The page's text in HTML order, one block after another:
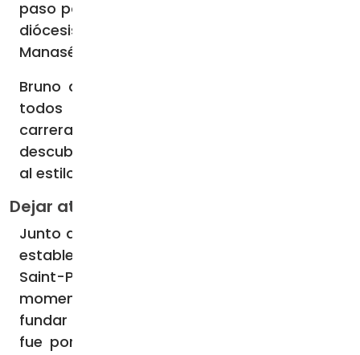
paso por Reims, pasó a ser el canciller de la
diócesis, nombrado por el Arzobispo
Manasés.
Bruno de Colonia tenía, en ese momento,
todos los pergaminos para seguir una
carrera eclesial; sin embargo, empezó a
descubrir el llamado a una vida de oración
al estilo monacal.
Dejar atrás el mundo y sus vanidades
Junto a un grupo de compañeros, Bruno se
estableció en la comuna normanda de
Saint-Pierre-de-Chartreuse. En ese
momento no se tenía la menor intención de
fundar una orden religiosa. Si se llegó a eso
fue por el fervor y la entrega de aquellos